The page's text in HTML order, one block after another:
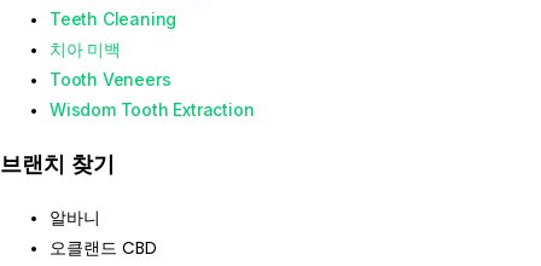
Teeth Cleaning
치아 미백
Tooth Veneers
Wisdom Tooth Extraction
브랜치 찾기
알바니
오클랜드 CBD